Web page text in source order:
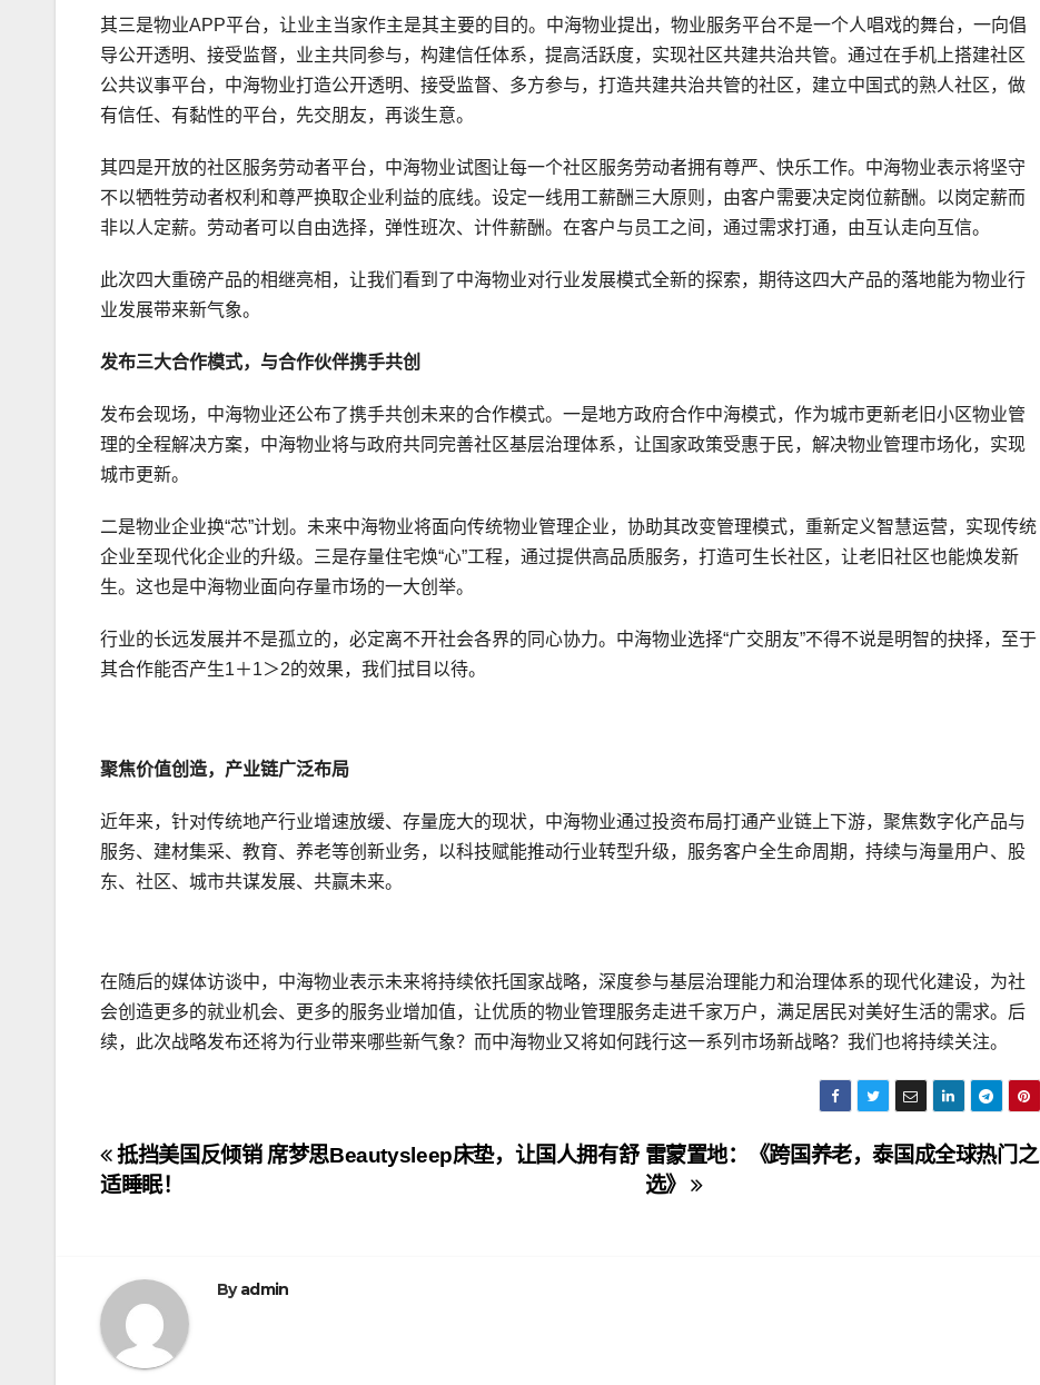
其三是物业APP平台，让业主当家作主是其主要的目的。中海物业提出，物业服务平台不是一个人唱戏的舞台，一向倡
导公开透明、接受监督，业主共同参与，构建信任体系，提高活跃度，实现社区共建共治共管。通过在手机上搭建社区
公共议事平台，中海物业打造公开透明、接受监督、多方参与，打造共建共治共管的社区，建立中国式的熟人社区，做
有信任、有黏性的平台，先交朋友，再谈生意。
其四是开放的社区服务劳动者平台，中海物业试图让每一个社区服务劳动者拥有尊严、快乐工作。中海物业表示将坚守
不以牺牲劳动者权利和尊严换取企业利益的底线。设定一线用工薪酬三大原则，由客户需要决定岗位薪酬。以岗定薪而
非以人定薪。劳动者可以自由选择，弹性班次、计件薪酬。在客户与员工之间，通过需求打通，由互认走向互信。
此次四大重磅产品的相继亮相，让我们看到了中海物业对行业发展模式全新的探索，期待这四大产品的落地能为物业行
业发展带来新气象。
发布三大合作模式，与合作伙伴携手共创
发布会现场，中海物业还公布了携手共创未来的合作模式。一是地方政府合作中海模式，作为城市更新老旧小区物业管
理的全程解决方案，中海物业将与政府共同完善社区基层治理体系，让国家政策受惠于民，解决物业管理市场化，实现
城市更新。
二是物业企业换“芯”计划。未来中海物业将面向传统物业管理企业，协助其改变管理模式，重新定义智慧运营，实现传统
企业至现代化企业的升级。三是存量住宅焕“心”工程，通过提供高品质服务，打造可生长社区，让老旧社区也能焕发新
生。这也是中海物业面向存量市场的一大创举。
行业的长远发展并不是孤立的，必定离不开社会各界的同心协力。中海物业选择“广交朋友”不得不说是明智的抉择，至于
其合作能否产生1＋1＞2的效果，我们拭目以待。
聚焦价值创造，产业链广泛布局
近年来，针对传统地产行业增速放缓、存量庞大的现状，中海物业通过投资布局打通产业链上下游，聚焦数字化产品与
服务、建材集采、教育、养老等创新业务，以科技赋能推动行业转型升级，服务客户全生命周期，持续与海量用户、股
东、社区、城市共谋发展、共赢未来。
在随后的媒体访谈中，中海物业表示未来将持续依托国家战略，深度参与基层治理能力和治理体系的现代化建设，为社
会创造更多的就业机会、更多的服务业增加值，让优质的物业管理服务走进千家万户，满足居民对美好生活的需求。后
续，此次战略发布还将为行业带来哪些新气象？而中海物业又将如何践行这一系列市场新战略？我们也将持续关注。
文
章
航
雷蒙置地：《跨国养老，泰国成全球热门之
选》
抵挡美国反倾销 席梦思Beautysleep床垫，让国人拥有舒
适睡眠！
Byadmin